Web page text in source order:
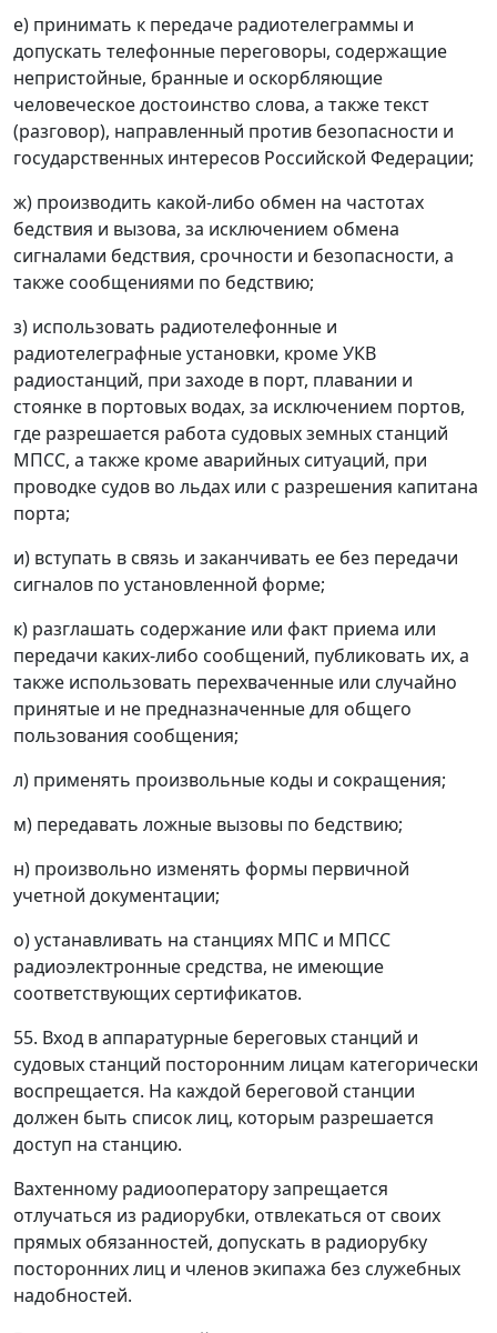
е) принимать к передаче радиотелеграммы и
допускать телефонные переговоры, содержащие
непристойные, бранные и оскорбляющие
человеческое достоинство слова, а также текст
(разговор), направленный против безопасности и
государственных интересов Российской Федерации;
ж) производить какой-либо обмен на частотах
бедствия и вызова, за исключением обмена
сигналами бедствия, срочности и безопасности, а
также сообщениями по бедствию;
з) использовать радиотелефонные и
радиотелеграфные установки, кроме УКВ
радиостанций, при заходе в порт, плавании и
стоянке в портовых водах, за исключением портов,
где разрешается работа судовых земных станций
МПСС, а также кроме аварийных ситуаций, при
проводке судов во льдах или с разрешения капитана
порта;
и) вступать в связь и заканчивать ее без передачи
сигналов по установленной форме;
к) разглашать содержание или факт приема или
передачи каких-либо сообщений, публиковать их, а
также использовать перехваченные или случайно
принятые и не предназначенные для общего
пользования сообщения;
л) применять произвольные коды и сокращения;
м) передавать ложные вызовы по бедствию;
н) произвольно изменять формы первичной
учетной документации;
о) устанавливать на станциях МПС и МПСС
радиоэлектронные средства, не имеющие
соответствующих сертификатов.
55. Вход в аппаратурные береговых станций и
судовых станций посторонним лицам категорически
воспрещается. На каждой береговой станции
должен быть список лиц, которым разрешается
доступ на станцию.
Вахтенному радиооператору запрещается
отлучаться из радиорубки, отвлекаться от своих
прямых обязанностей, допускать в радиорубку
посторонних лиц и членов экипажа без служебных
надобностей.